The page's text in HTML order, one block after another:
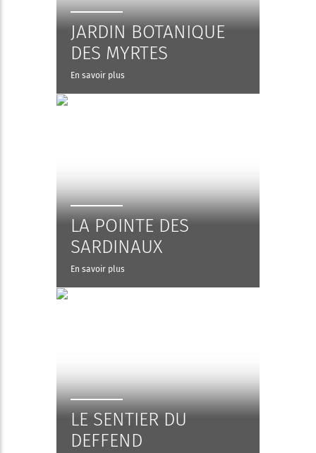
JARDIN BOTANIQUE
DES MYRTES
En savoir plus
LA POINTE DES
SARDINAUX
En savoir plus
LE SENTIER DU
DEFFEND